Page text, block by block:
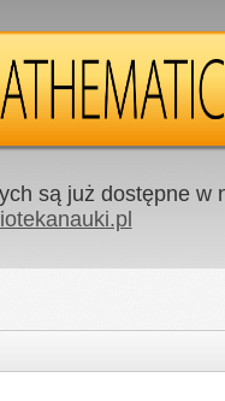
są już dostępne w